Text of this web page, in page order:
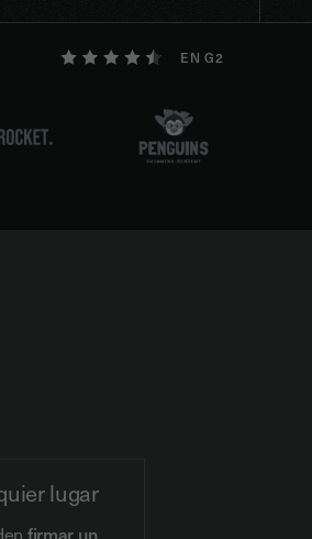
EN G2
lugar
firmar un